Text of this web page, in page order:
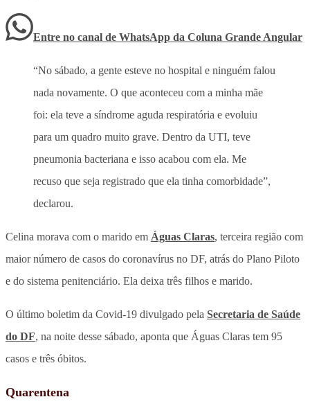
Entre no canal de WhatsApp da Coluna Grande Angular
“No sábado, a gente esteve no hospital e ninguém falou
nada novamente. O que aconteceu com a minha mãe
foi: ela teve a síndrome aguda respiratória e evoluiu
para um quadro muito grave. Dentro da UTI, teve
pneumonia bacteriana e isso acabou com ela. Me
recuso que seja registrado que ela tinha comorbidade”,
declarou.
Celina morava com o marido em Águas Claras, terceira região com
maior número de casos do coronavírus no DF, atrás do Plano Piloto
e do sistema penitenciário. Ela deixa três filhos e marido.
O último boletim da Covid-19 divulgado pela Secretaria de Saúde
do DF, na noite desse sábado, aponta que Águas Claras tem 95
casos e três óbitos.
Quarentena